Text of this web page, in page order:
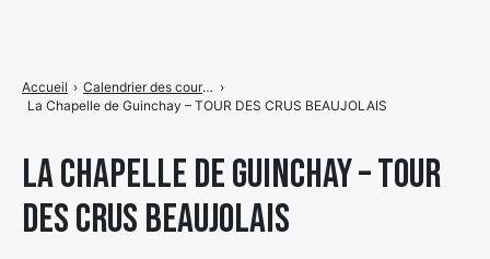
La Chapelle de Guinchay – TOUR
DES CRUS BEAUJOLAIS
Accueil › Calendrier des courses ›
La Chapelle de Guinchay – TOUR DES CRUS BEAUJOLAIS
de
menu
Élément
de
menu
Élément
de